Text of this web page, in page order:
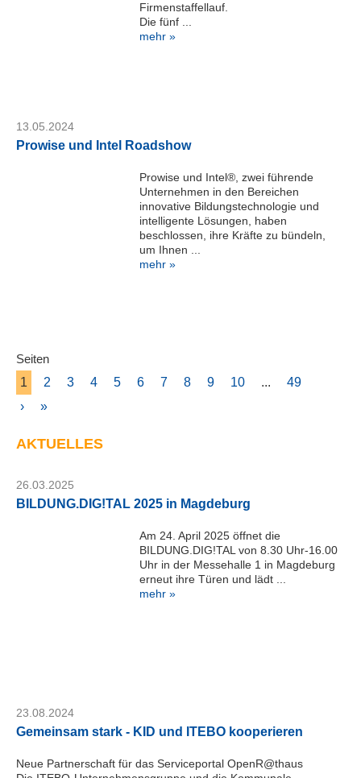
Firmenstaffellauf.
Die fünf ...
mehr »
13.05.2024
Prowise und Intel Roadshow
Prowise und Intel®, zwei führende
Unternehmen in den Bereichen
innovative Bildungstechnologie und
intelligente Lösungen, haben
beschlossen, ihre Kräfte zu bündeln,
um Ihnen ...
mehr »
Seiten
1
2 3 4 5 6 7 8 9 10 ...
49
›
»
AKTUELLES
26.03.2025
BILDUNG.DIG!TAL 2025 in Magdeburg
Am 24. April 2025 öffnet die
BILDUNG.DIG!TAL von 8.30 Uhr-16.00
Uhr in der Messehalle 1 in Magdeburg
erneut ihre Türen und lädt ...
mehr »
23.08.2024
Gemeinsam stark - KID und ITEBO kooperieren
Neue Partnerschaft für das Serviceportal OpenR@thaus